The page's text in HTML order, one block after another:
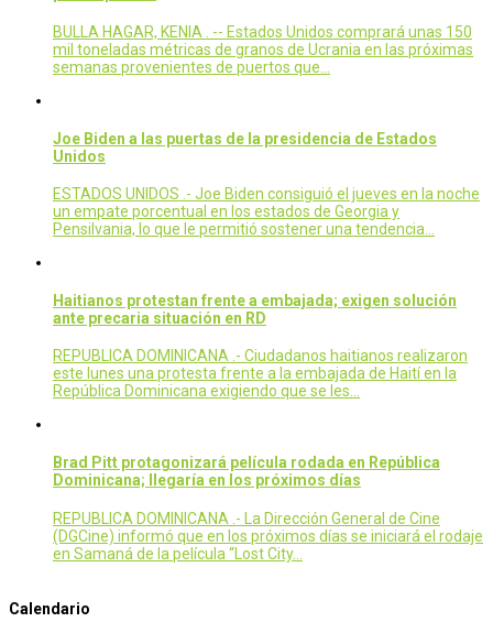
BULLA HAGAR, KENIA . -- Estados Unidos comprará unas 150
mil toneladas métricas de granos de Ucrania en las próximas
semanas provenientes de puertos que…
Joe Biden a las puertas de la presidencia de Estados
Unidos
ESTADOS UNIDOS .- Joe Biden consiguió el jueves en la noche
un empate porcentual en los estados de Georgia y
Pensilvania, lo que le permitió sostener una tendencia…
Haitianos protestan frente a embajada; exigen solución
ante precaria situación en RD
REPUBLICA DOMINICANA .- Ciudadanos haitianos realizaron
este lunes una protesta frente a la embajada de Haití en la
República Dominicana exigiendo que se les…
Brad Pitt protagonizará película rodada en República
Dominicana; llegaría en los próximos días
REPUBLICA DOMINICANA .- La Dirección General de Cine
(DGCine) informó que en los próximos días se iniciará el rodaje
en Samaná de la película “Lost City…
Calendario